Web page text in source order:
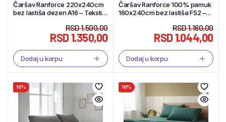
Čaršav Ranforce 220x240cm
bez lastiša dezen A16 – Tekstil
RSD1.500,00
RSD1.350,00
Dodaj u korpu
Čaršav Ranforce 100% pamuk
160x240cm bez lastiša F52 –
RSD1.160,00
RSD1.044,00
Dodaj u korpu
10% 10%